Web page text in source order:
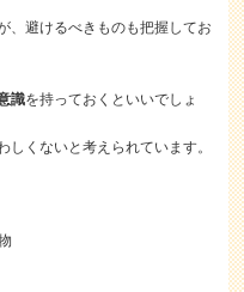
、避けるべきものも把握してお
識を持っておくといいでしょ
くないと考えられています。